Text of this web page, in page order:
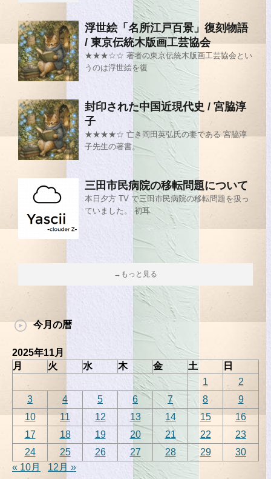
浮世絵「名所江戸百景」復刻物語
/ 東京伝統木版画工芸協会
★★★☆☆ 著者の東京伝統木版画工芸協会とい
うのは浮世絵を復
封印された中国近現代史 / 宮脇淳
子
★★★★☆ 亡き岡田英弘氏の妻である 宮脇淳
子先生の著書。
三田市民病院の移転問題について
本日夕方 TV で三田市民病院の移転問題を扱っ
ていました。 初耳
→もっと見る
今月の暦
2025年11月
月
火 水 木 金 土
日
1
2
3
4 5 6 7 8
9
10
11 12 13 14 15
16
17
18 19 20 21 22
23
24
25 26 27 28 29
30
« 10月
12月 »